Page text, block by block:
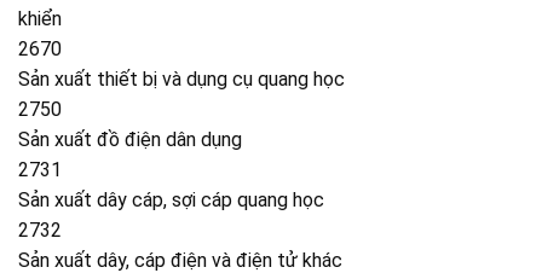
khiển
2670
Sản xuất thiết bị và dụng cụ quang học
2750
Sản xuất đồ điện dân dụng
2731
Sản xuất dây cáp, sợi cáp quang học
2732
Sản xuất dây, cáp điện và điện tử khác